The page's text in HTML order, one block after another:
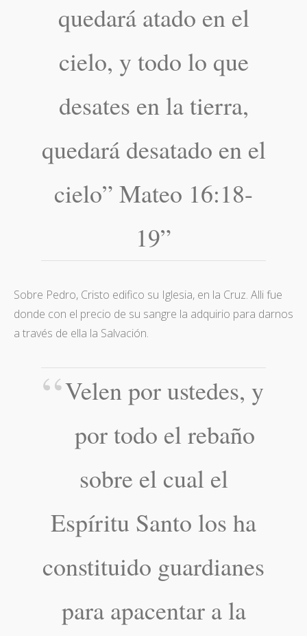
quedará atado en el
cielo, y todo lo que
desates en la tierra,
quedará desatado en el
cielo” Mateo 16:18-
19”
Sobre Pedro, Cristo edifico su Iglesia, en la Cruz. Alli fue
donde con el precio de su sangre la adquirio para darnos
a través de ella la Salvación.
Velen por ustedes, y
por todo el rebaño
sobre el cual el
Espíritu Santo los ha
constituido guardianes
para apacentar a la